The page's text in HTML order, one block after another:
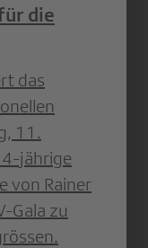
die
das
11.
jährige
von Rainer
Gala zu